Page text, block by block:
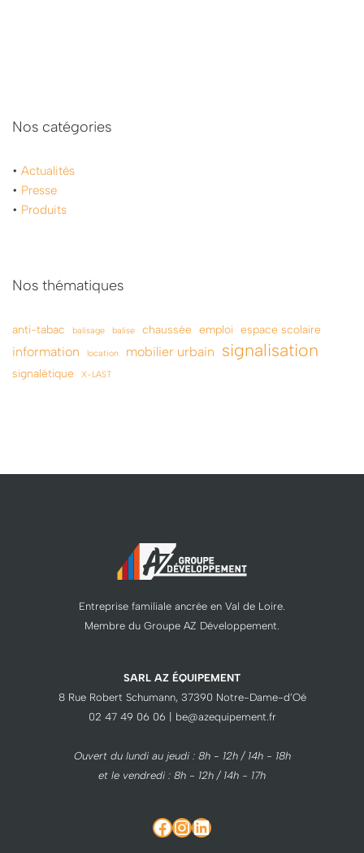
Nos catégories
• Actualités
• Presse
• Produits
Nos thématiques
anti-tabac balisage balise chaussée emploi espace scolaire
information location mobilier urbain signalisation
signalétique X-LAST
Entreprise familiale ancrée en Val de Loire.
Membre du Groupe AZ Développement.
SARL AZ ÉQUIPEMENT
8 Rue Robert Schumann, 37390 Notre-Dame-d’Oé
02 47 49 06 06 | be@azequipement.fr
Ouvert du lundi au jeudi : 8h - 12h / 14h - 18h
et le vendredi : 8h - 12h / 14h - 17h